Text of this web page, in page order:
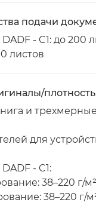
подачи
- C1: до 200
листов
плотность
и
для
- C1:
38–220 г/
38–220 г/